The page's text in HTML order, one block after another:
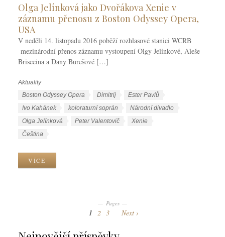
Olga Jelínková jako Dvořákova Xenie v
záznamu přenosu z Boston Odyssey Opera,
USA
V neděli 14. listopadu 2016 poběží rozhlasové stanici WCRB
mezinárodní přenos záznamu vystoupení Olgy Jelínkové, Aleše
Brisceina a Dany Burešové […]
R
Aktuality
ŠBoston Odyssey Opera Dimitrij
Ester Pavlů
Ivo Kahánek
koloraturní soprán
Národní divadlo
Olga Jelínková
Peter Valentovič Xenie
y
Čeština
VÍCE
Pages
1 2 3 Next